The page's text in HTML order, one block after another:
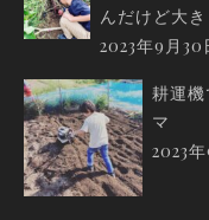
んだけど大
2023年9月30
耕運
マ
2023